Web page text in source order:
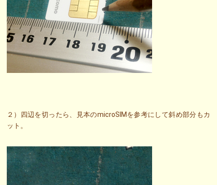
２）四辺を切ったら、見本のmicroSIMを参考にして斜め部分もカ
ット。